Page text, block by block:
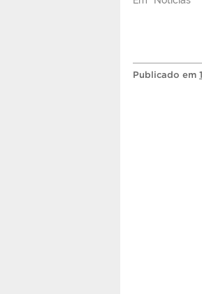
Publicado em